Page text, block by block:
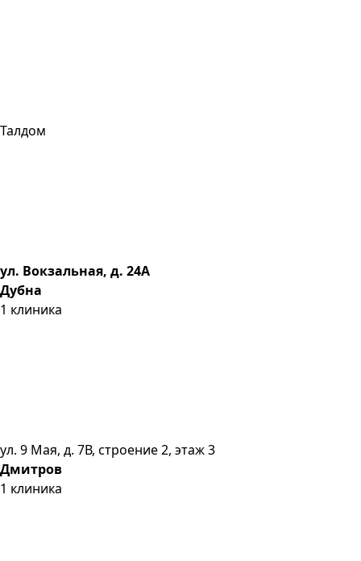
Талдом
ул. Вокзальная, д. 24А
Дубна
1 клиника
ул. 9 Мая, д. 7В, строение 2, этаж 3
Дмитров
1 клиника